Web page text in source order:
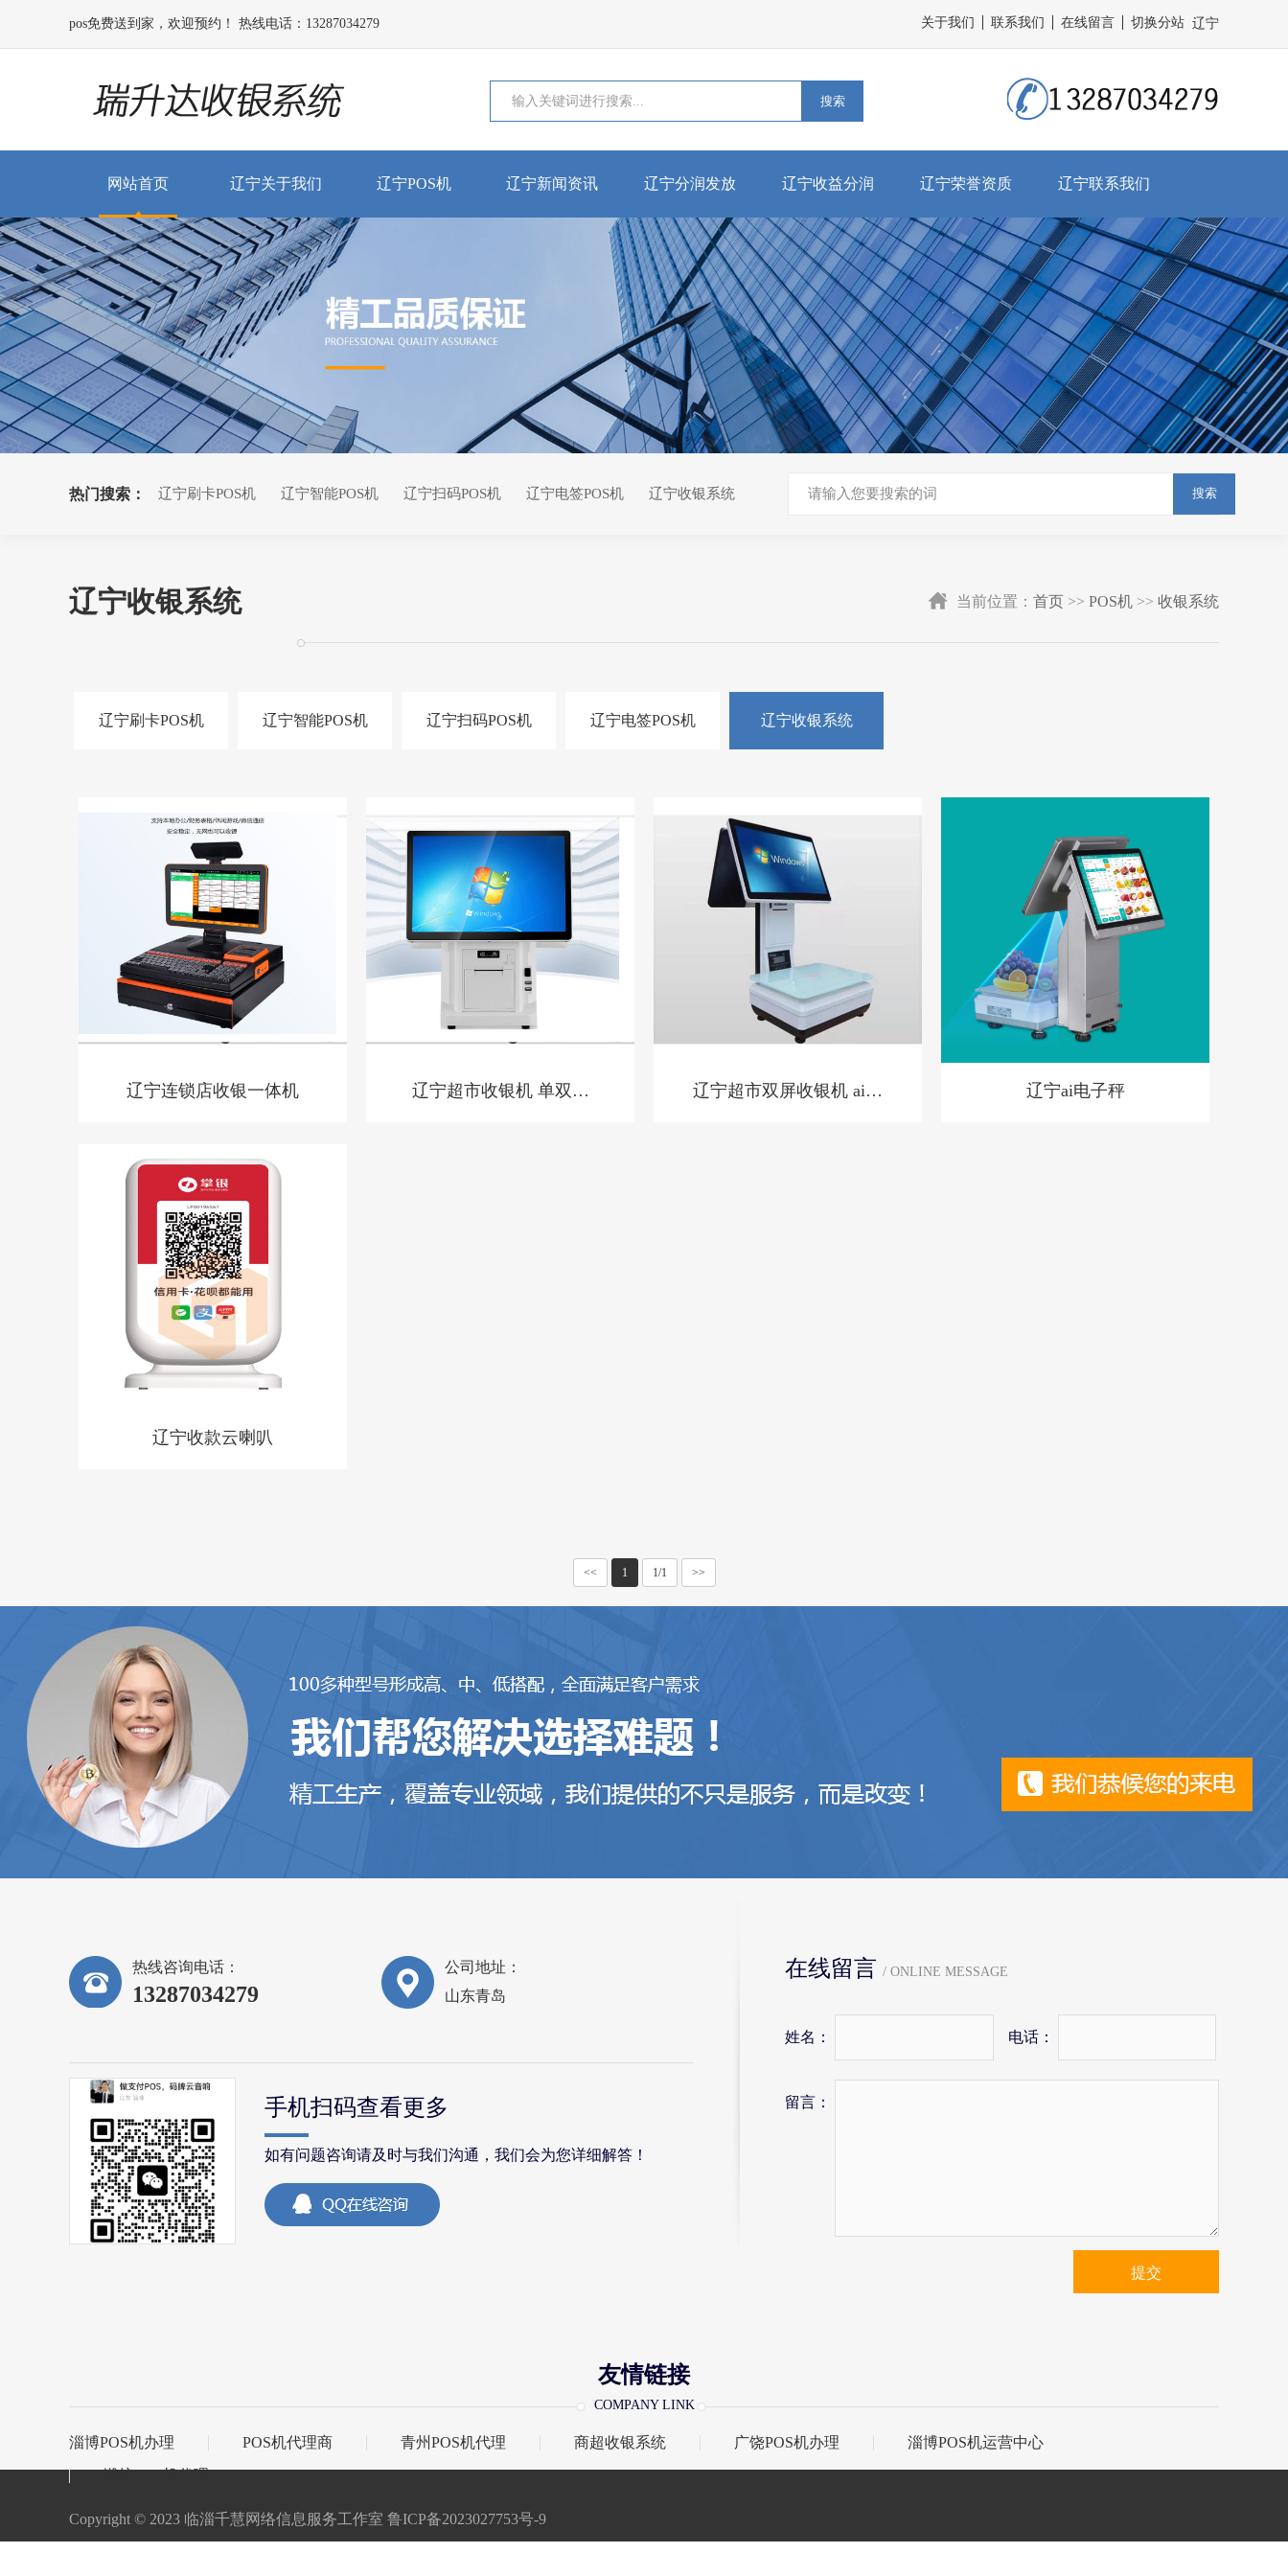
pos免费送到家，欢迎预约！ 热线电话：13287034279 关于我们 联系我们 在线留言 辽宁
切换分站
搜索
网站首页 辽宁关于我们 辽宁POS机 辽宁新闻资讯 辽宁分润发放 辽宁收益分润 辽宁荣誉资质 辽宁联系我们
热门搜索： 辽宁刷卡POS机 辽宁智能POS机 辽宁扫码POS机 辽宁电签POS机 辽宁收银系统 搜索
辽宁收银系统 当前位置： 首页 >> POS机 >> 收银系统
辽宁刷卡POS机 辽宁智能POS机 辽宁扫码POS机 辽宁电签POS机 辽宁收银系统
辽宁连锁店收银一体机
辽宁超市收银机 单双屏
辽宁超市双屏收银机 ai电
辽宁ai电子秤
辽宁收款云喇叭
<< 1 1/1 >>
热线咨询电话：
13287034279
公司地址：
山东青岛
手机扫码查看更多
如有问题咨询请及时与我们沟通，我们会为您详细解答！
在线留言 / ONLINE MESSAGE
姓名： 电话：
留言：
提交
友情链接
COMPANY LINK
淄博POS机办理 POS机代理商 青州POS机代理 商超收银系统 广饶POS机办理
淄博POS机运营中心
潍坊POS机代理
Copyright © 2023 临淄千慧网络信息服务工作室 鲁ICP备2023027753号-9